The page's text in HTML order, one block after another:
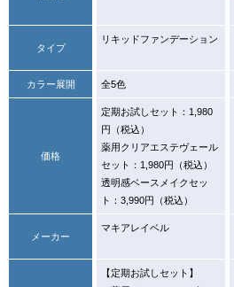
タイプ
リキッドファンデーション
カラー展開 全5色
価格
定期お試しセット：1,980
円（税込）
薬用クリアエステヴェール
セット：1,980円（税込）
透明感ベースメイクセッ
ト：3,990円（税込）
メーカー
マキアレイベル
【定期お試しセット】